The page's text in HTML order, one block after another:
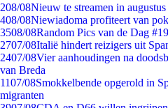
208/08Nieuw te streamen in augustus
408/08Niewiadoma profiteert van
3508/08Random Pics van de Dag
2707/08Italië hindert reizigers uit
2407/08Vier aanhoudingen na
van Breda
1107/08Smokkelbende opgerold in
migranten